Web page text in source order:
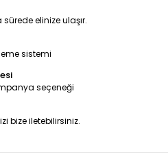
sürede elinize ulaşır.
sistemi
seçeneği
bize iletebilirsiniz.